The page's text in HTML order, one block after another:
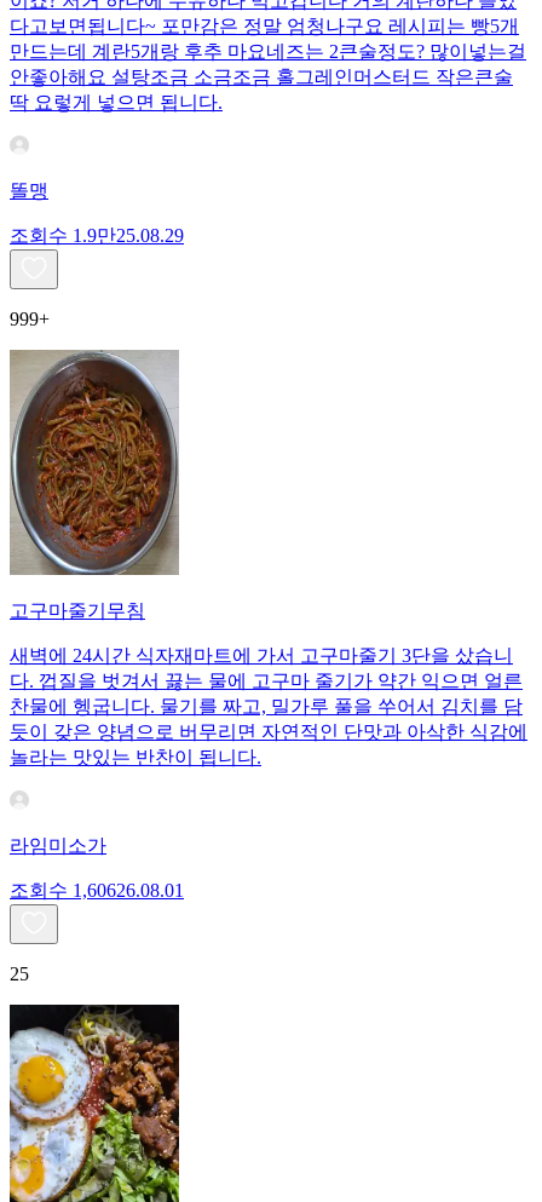
다고보면됩니다~ 포만감은 정말 엄청나구요 레시피는 빵5개
만드는데 계란5개랑 후추 마요네즈는 2큰술정도? 많이넣는걸
안좋아해요 설탕조금 소금조금 홀그레인머스터드 작은큰술
딱 요렇게 넣으면 됩니다.
똘맹
조회수 1.9만25.08.29
999+
고구마줄기무침
새벽에 24시간 식자재마트에 가서 고구마줄기 3단을 샀습니
다. 껍질을 벗겨서 끓는 물에 고구마 줄기가 약간 익으면 얼른
찬물에 헹굽니다. 물기를 짜고, 밀가루 풀을 쑤어서 김치를 담
듯이 갖은 양념으로 버무리면 자연적인 단맛과 아삭한 식감에
놀라는 맛있는 반찬이 됩니다.
라임미소가
조회수 1,60626.08.01
25